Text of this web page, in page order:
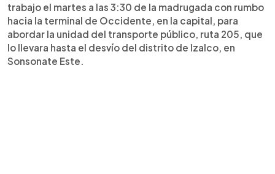
trabajo el martes a las 3:30 de la madrugada con rumbo
hacia la terminal de Occidente, en la capital, para
abordar la unidad del transporte público, ruta 205, que
lo llevara hasta el desvío del distrito de Izalco, en
Sonsonate Este.